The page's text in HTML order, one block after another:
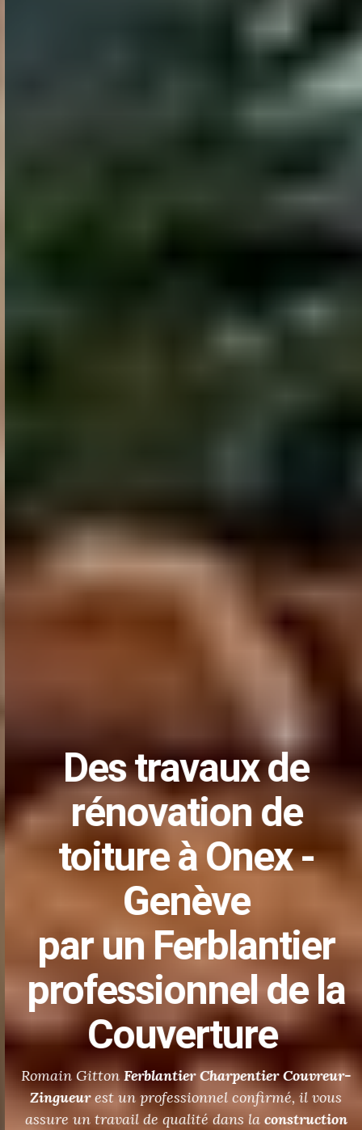
Destravaux de
rénovation de
toitureà Onex -
Genève
par un Ferblantier
professionnel de la
Couverture
Romain GittonFerblantier Charpentier Couvreur-
Zingueurest un professionnel confirmé, il vous
assure un travail de qualité dans laconstruction